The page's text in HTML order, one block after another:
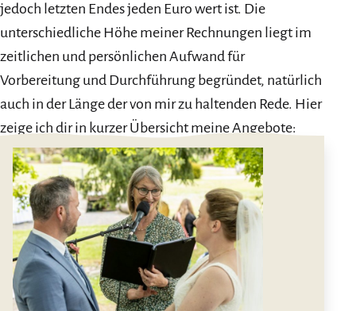
jedoch letzten Endes jeden Euro wert ist. Die
unterschiedliche Höhe meiner Rechnungen liegt im
zeitlichen und persönlichen Aufwand für
Vorbereitung und Durchführung begründet, natürlich
auch in der Länge der von mir zu haltenden Rede. Hier
zeige ich dir in kurzer Übersicht meine Angebote: